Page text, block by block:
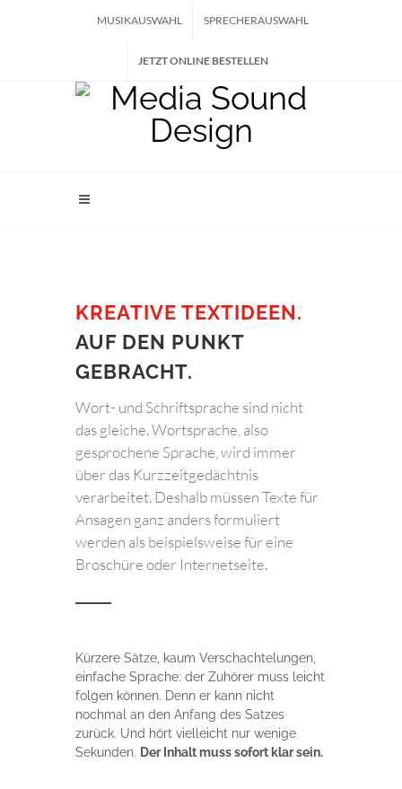
MUSIKAUSWAHL SPRECHERAUSWAHL
JETZT ONLINE BESTELLEN
KREATIVE TEXTIDEEN.
AUF DEN PUNKT
GEBRACHT.
Wort- und Schriftsprache sind nicht
das gleiche. Wortsprache, also
gesprochene Sprache, wird immer
über das Kurzzeitgedächtnis
verarbeitet. Deshalb müssen Texte für
Ansagen ganz anders formuliert
werden als beispielsweise für eine
Broschüre oder Internetseite.
Kürzere Sätze, kaum Verschachtelungen,
einfache Sprache: der Zuhörer muss leicht
folgen können. Denn er kann nicht
nochmal an den Anfang des Satzes
zurück. Und hört vielleicht nur wenige
Sekunden. Der Inhalt muss sofort klar sein.